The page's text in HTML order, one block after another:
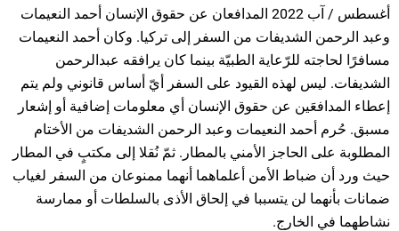
أغسطس / آب 2022 المدافعان عن حقوق الإنسان أحمد النعيمات
وعبد الرحمن الشديفات من السفر إلى تركيا. وكان أحمد النعيمات
مسافرًا لحاجته للرّعاية الطبيّة بينما كان يرافقه عبدالرحمن
الشديفات. ليس لهذه القيود على السفر أيّ أساس قانوني ولم يتم
إعطاء المدافعَين عن حقوق الإنسان أي معلومات إضافية أو إشعار
مسبق. حُرم أحمد النعيمات وعبد الرحمن الشديفات من الأختام
المطلوبة على الحاجز الأمني ​​بالمطار. ثمّ نُقلا إلى مكتبٍ في المطار
حيث ورد أن ضباط الأمن أعلماهما أنهما ممنوعان من السفر لغياب
ضمانات بأنهما لن يتسببا في إلحاق الأذى بالسلطات أو ممارسة
نشاطهما في الخارج.